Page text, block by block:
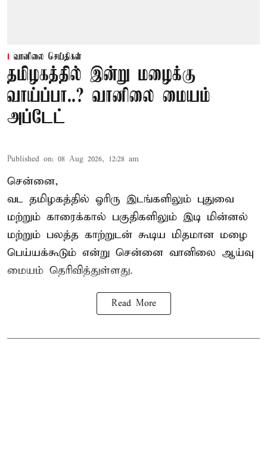
வானிலை செய்திகள்
தமிழகத்தில் இன்று மழைக்கு
வாய்ப்பா..? வானிலை மையம்
அப்டேட்
Published on: 08 Aug 2026, 12:28 am
சென்னை,
வட தமிழகத்தில் ஓரிரு இடங்களிலும் புதுவை
மற்றும் காரைக்கால் பகுதிகளிலும் இடி மின்னல்
மற்றும் பலத்த காற்றுடன் கூடிய மிதமான மழை
பெய்யக்கூடும் என்று சென்னை வானிலை ஆய்வு
மையம் தெரிவித்துள்ளது.
Read More